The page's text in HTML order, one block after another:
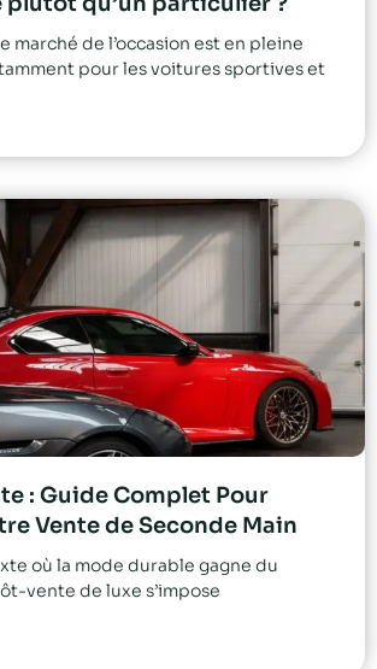
marché de l’occasion est en pleine
pour les voitures sportives et
: Guide Complet Pour
Vente de Seconde Main
où la mode durable gagne du
vente de luxe s’impose